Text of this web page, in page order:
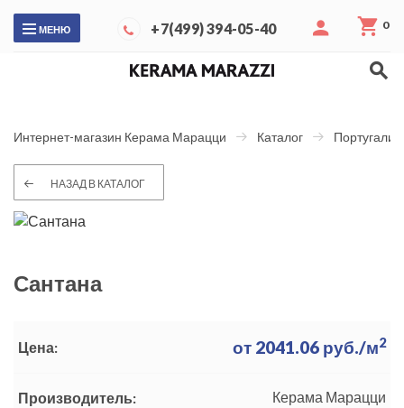
МЕНЮ +7(499) 394-05-40 0
Интернет-магазин Керама Марацци Каталог Португалия
НАЗАД В КАТАЛОГ
Сантана
Цена: от 2041.06 руб./м2
Производитель: Керама Марацци